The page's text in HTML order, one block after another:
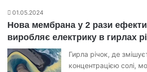
01.05.2024
Нова мембрана у 2 рази
виробляє електрику в гирлах
Гирла річок, де
концентрацією солі,